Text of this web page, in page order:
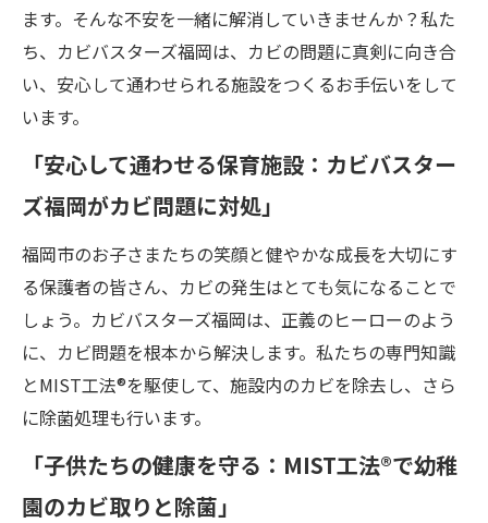
ます。そんな不安を一緒に解消していきませんか？私た
ち、カビバスターズ福岡は、カビの問題に真剣に向き合
い、安心して通わせられる施設をつくるお手伝いをして
います。
「安心して通わせる保育施設：カビバスター
ズ福岡がカビ問題に対処」
福岡市のお子さまたちの笑顔と健やかな成長を大切にす
る保護者の皆さん、カビの発生はとても気になることで
しょう。カビバスターズ福岡は、正義のヒーローのよう
に、カビ問題を根本から解決します。私たちの専門知識
とMIST工法®を駆使して、施設内のカビを除去し、さら
に除菌処理も行います。
「子供たちの健康を守る：MIST工法®で幼稚
園のカビ取りと除菌」